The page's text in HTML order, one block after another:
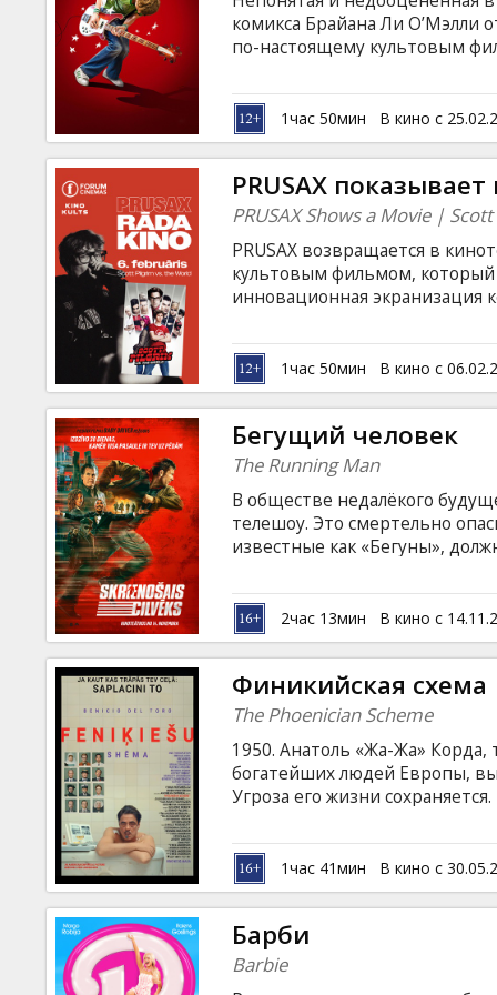
Кинозакуски
B2B
Клуб
комикса Брайана Ли О’Мэлли
по-настоящему культовым
не слишком известной рок-
девушку своей мечты. Но
опасностью: между Скоттом
которых парню предстоит
очень необычными
1час 50мин В кино с
PRUSAX
PRUSAX Shows a Movie |
PRUSAX возвращается в
культовым фильмом,
инновационная экранизация
И вполне заслуженно, потому
существует! Непонятая и
не вышедшая в прокат в
Брайана Ли О’Мэлли от
настоящему культовым
1час 50мин В кино с
Бегущий человек
The Running Man
В обществе недалёкого
телешоу. Это смертельно
известные как «Бегуны»,
каждый день приносит всё
Отчаявшись спасти свою
уговоры продюсера шоу
Непокорность, инстинкты и
звезду, но одновременно и в
2час 13мин В кино с
Финикийская схема
The Phoenician Scheme
1950. Анатоль «Жа-Жа»
богатейших людей Европы,
Угроза его жизни
капитала стал
подготовить свою
монахиню), с которой он
Уэса Андерсона — мрачная
субтитрами на латышском и
1час 41мин В кино с
Барби
Barbie